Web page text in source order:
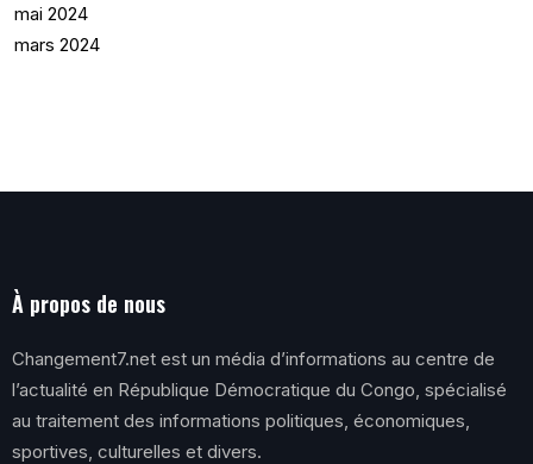
mai 2024
mars 2024
À propos de nous
Changement7.net est un média d’informations au centre de
l’actualité en République Démocratique du Congo, spécialisé
au traitement des informations politiques, économiques,
sportives, culturelles et divers.